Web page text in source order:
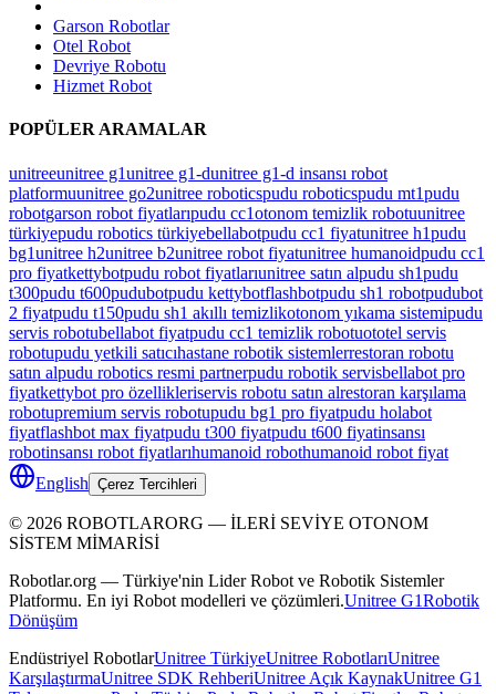
Garson Robotlar
Otel Robot
Devriye Robotu
Hizmet Robot
POPÜLER ARAMALAR
unitreeunitree g1unitree g1-dunitree g1-d insansı robot
platformuunitree go2unitree roboticspudu roboticspudu mt1pudu
robotgarson robot fiyatlarıpudu cc1otonom temizlik robotuunitree
türkiyepudu robotics türkiyebellabotpudu cc1 fiyatunitree h1pudu
bg1unitree h2unitree b2unitree robot fiyatunitree humanoidpudu cc1
pro fiyatkettybotpudu robot fiyatlarıunitree satın alpudu sh1pudu
t300pudu t600pudubotpudu kettybotflashbotpudu sh1 robotpudubot
2 fiyatpudu t150pudu sh1 akıllı temizlikotonom yıkama sistemipudu
servis robotubellabot fiyatpudu cc1 temizlik robotuototel servis
robotupudu yetkili satıcıhastane robotik sistemlerrestoran robotu
satın alpudu robotics resmi partnerpudu robotik servisbellabot pro
fiyatkettybot pro özellikleriservis robotu satın alrestoran karşılama
robotupremium servis robotupudu bg1 pro fiyatpudu holabot
fiyatflashbot max fiyatpudu t300 fiyatpudu t600 fiyatinsansı
robotinsansı robot fiyatlarıhumanoid robothumanoid robot fiyat
English Çerez Tercihleri
© 2026 ROBOTLARORG — İLERİ SEVİYE OTONOM
SİSTEM MİMARİSİ
Robotlar.org — Türkiye'nin Lider Robot ve Robotik Sistemler
Platformu. En iyi Robot modelleri ve çözümleri.Unitree G1Robotik
Dönüşüm
Endüstriyel RobotlarUnitree TürkiyeUnitree RobotlarıUnitree
KarşılaştırmaUnitree SDK RehberiUnitree Açık KaynakUnitree G1